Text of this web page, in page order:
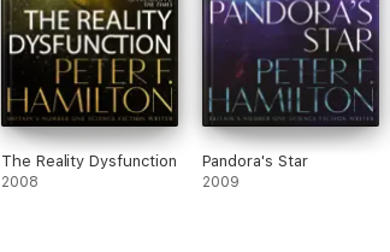
The Reality Dysfunction
2008
Pandora's Star
2009